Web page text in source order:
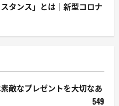
タンス」とは｜新型コロナ
敵なプレゼントを大切なあ
549